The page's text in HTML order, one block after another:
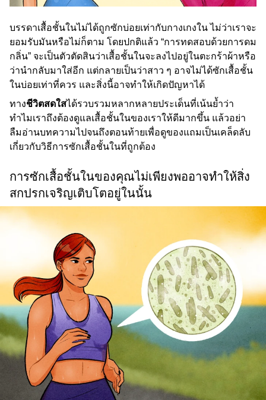
บรรดาเสื้อชั้นในไม่ได้ถูกซักบ่อยเท่ากับกางเกงใน ไม่ว่าเราจะ
ยอมรับมันหรือไม่ก็ตาม โดยปกติแล้ว “การทดสอบด้วยการดม
กลิ่น” จะเป็นตัวตัดสินว่าเสื้อชั้นในจะลงไปอยู่ในตะกร้าผ้าหรือ
ว่านำกลับมาใส่อีก แต่กลายเป็นว่าสาว ๆ อาจไม่ได้ซักเสื้อชั้น
ในบ่อยเท่าที่ควร และสิ่งนี้อาจทำให้เกิดปัญหาได้
ทางชีวิตสดใสได้รวบรวมหลากหลายประเด็นที่เน้นย้ำว่า
ทำไมเราถึงต้องดูแลเสื้อชั้นในของเราให้ดีมากขึ้น แล้วอย่า
ลืมอ่านบทความไปจนถึงตอนท้ายเพื่อดูของแถมเป็นเคล็ดลับ
เกี่ยวกับวิธีการซักเสื้อชั้นในที่ถูกต้อง
การซักเสื้อชั้นในของคุณไม่เพียงพออาจทำให้สิ่ง
สกปรกเจริญเติบโตอยู่ในนั้น